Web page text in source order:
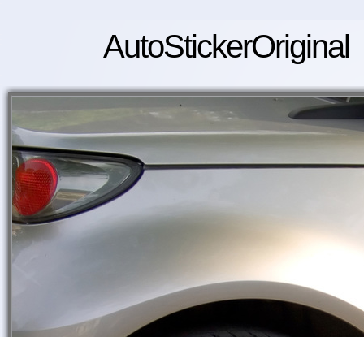
AutoStickerOriginal